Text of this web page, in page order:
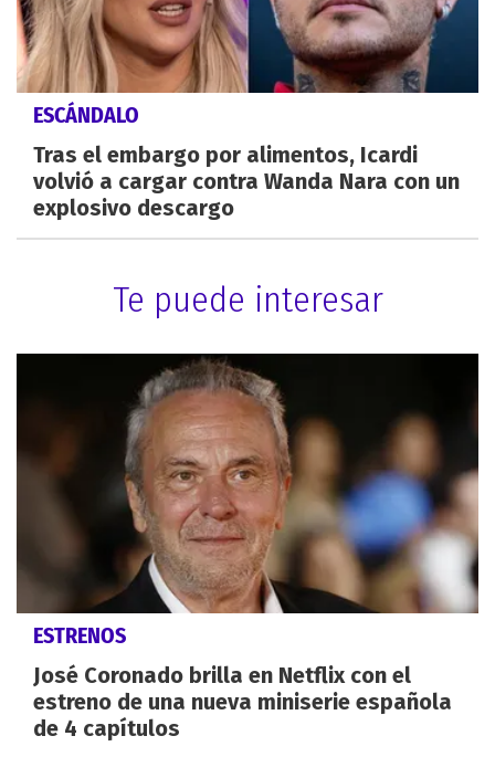
ESCÁNDALO
Tras el embargo por alimentos, Icardi
volvió a cargar contra Wanda Nara con un
explosivo descargo
Te puede interesar
ESTRENOS
José Coronado brilla en Netflix con el
estreno de una nueva miniserie española
de 4 capítulos